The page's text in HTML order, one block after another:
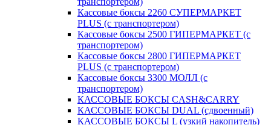
Кассовые боксы 2260 СУПЕРМАРКЕТ
PLUS (с транспортером)
Кассовые боксы 2500 ГИПЕРМАРКЕТ (с
транспортером)
Кассовые боксы 2800 ГИПЕРМАРКЕТ
PLUS (с транспортером)
Кассовые боксы 3300 МОЛЛ (с
транспортером)
КАССОВЫЕ БОКСЫ CASH&CARRY
КАССОВЫЕ БОКСЫ DUAL (сдвоенный)
КАССОВЫЕ БОКСЫ L (узкий накопитель)